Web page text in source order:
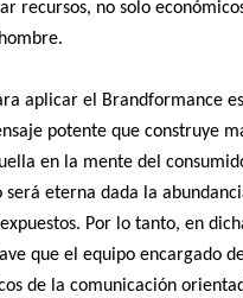
recursos, no solo
aplicar el Brandformance
potente que construye
en la mente del
eterna dada la
Por lo tanto, en
que el equipo encargado
de la comunicación